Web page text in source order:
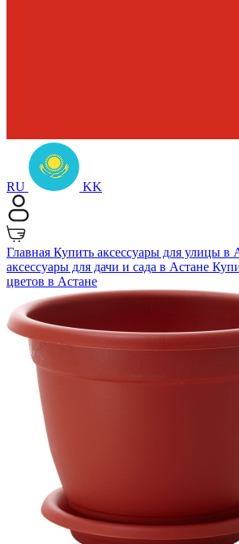
RU KK
Главная Купить аксессуары для улицы в
аксессуары для дачи и сада в Астане
цветов в Астане